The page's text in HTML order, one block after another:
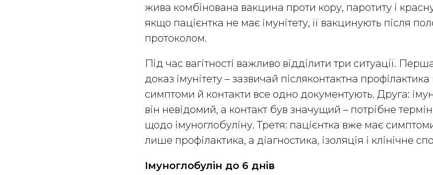
жива комбінована вакцина проти кору, паротиту і
якщо пацієнтка не має імунітету, її вакцинують після
протоколом.
Під час вагітності важливо відділити три ситуації.
доказ імунітету – зазвичай післяконтактна
симптоми й контакти все одно документують. Друга:
він невідомий, а контакт був значущий – потрібне
щодо імуноглобуліну. Третя: пацієнтка вже має
лише профілактика, а діагностика, ізоляція і клінічне
Імуноглобулін до 6 днів